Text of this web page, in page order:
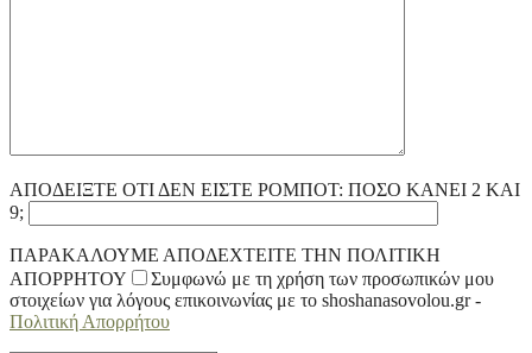
ΑΠΟΔΕΙΞΤΕ ΟΤΙ ΔΕΝ ΕΙΣΤΕ ΡΟΜΠΟΤ: ΠΟΣΟ ΚΑΝΕΙ 2 ΚΑΙ
9;
ΠΑΡΑΚΑΛΟΥΜΕ ΑΠΟΔΕΧΤΕΙΤΕ ΤΗΝ ΠΟΛΙΤΙΚΗ
ΑΠΟΡΡΗΤΟΥ
Συμφωνώ με τη χρήση των προσωπικών μου
στοιχείων για λόγους επικοινωνίας με το shoshanasovolou.gr -
Πολιτική Απορρήτου